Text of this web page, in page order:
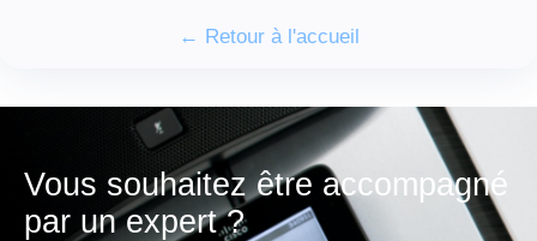
← Retour à l'accueil
Vous souhaitez être accompagné
par un expert ?